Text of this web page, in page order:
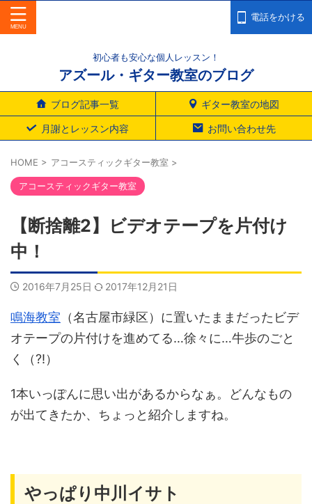
電話をかける
初心者も安心な個人レッスン！
アズール・ギター教室のブログ
ブログ記事一覧 ギター教室の地図
月謝とレッスン内容 お問い合わせ先
HOME > アコースティックギター教室 >
アコースティックギター教室
【断捨離2】ビデオテープを片付け
中！
2016年7月25日 2017年12月21日
鳴海教室 （名古屋市緑区）に置いたままだったビデ
オテープの片付けを進めてる…徐々に…牛歩のごと
く（?!）
1本いっぽんに思い出があるからなぁ。どんなもの
が出てきたか、ちょっと紹介しますね。
やっぱり中川イサト